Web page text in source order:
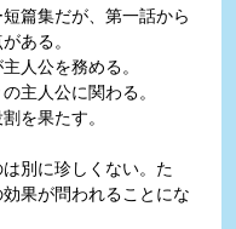
篇集だが、第一話から
ある。
人公を務める。
人公に関わる。
を果たす。
別に珍しくない。た
果が問われることにな